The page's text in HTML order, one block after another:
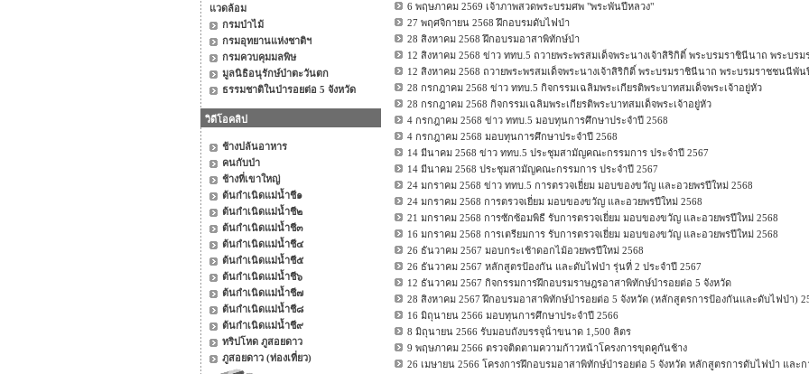
แวดล้อม
กรมป่าไม้
กรมอุทยานแห่งชาติฯ
กรมควบคุมมลพิษ
มูลนิธิอนุรักษ์ป่าตะวันตก
ธรรมชาติในป่ารอยต่อ 5 จังหวัด
วิดีโอคลิป
ช้างปล้นอาหาร
คนกับป่า
ช้างที่เขาใหญ่
ต้นกำเนิดแม่น้ำชี๑
ต้นกำเนิดแม่น้ำชี๒
ต้นกำเนิดแม่น้ำชี๓
ต้นกำเนิดแม่น้ำชี๔
ต้นกำเนิดแม่น้ำชี๕
ต้นกำเนิดแม่น้ำชี๖
ต้นกำเนิดแม่น้ำชี๗
ต้นกำเนิดแม่น้ำชี๘
ต้นกำเนิดแม่น้ำชี๙
ทริปโหด ภูสอยดาว
ภูสอยดาว (ท่องเที่ยว)
6 พฤษภาคม 2569 เจ้าภาพสวดพระบรมศพ "พระพันปีหลวง"
27 พฤศจิกายน 2568 ฝึกอบรมดับไฟป่า
28 สิงหาคม 2568 ฝึกอบรมอาสาพิทักษ์ป่า
12 สิงหาคม 2568 ข่าว ททบ.5 ถวายพระพรสมเด็จพระนางเจ้าสิริกิติ์ พระบรมราชินีนาถ พระบร
12 สิงหาคม 2568 ถวายพระพรสมเด็จพระนางเจ้าสิริกิติ์ พระบรมราชินีนาถ พระบรมราชชนนีพัน
28 กรกฎาคม 2568 ข่าว ททบ.5 กิจกรรมเฉลิมพระเกียรติพระบาทสมเด็จพระเจ้าอยู่หัว
28 กรกฎาคม 2568 กิจกรรมเฉลิมพระเกียรติพระบาทสมเด็จพระเจ้าอยู่หัว
4 กรกฎาคม 2568 ข่าว ททบ.5 มอบทุนการศึกษาประจำปี 2568
4 กรกฎาคม 2568 มอบทุนการศึกษาประจำปี 2568
14 มีนาคม 2568 ข่าว ททบ.5 ประชุมสามัญคณะกรรมการ ประจำปี 2567
14 มีนาคม 2568 ประชุมสามัญคณะกรรมการ ประจำปี 2567
24 มกราคม 2568 ข่าว ททบ.5 การตรวจเยี่ยม มอบของขวัญ และอวยพรปีใหม่ 2568
24 มกราคม 2568 การตรวจเยี่ยม มอบของขวัญ และอวยพรปีใหม่ 2568
21 มกราคม 2568 การซักซ้อมพิธี รับการตรวจเยี่ยม มอบของขวัญ และอวยพรปีใหม่ 2568
16 มกราคม 2568 การเตรียมการ รับการตรวจเยี่ยม มอบของขวัญ และอวยพรปีใหม่ 2568
26 ธันวาคม 2567 มอบกระเช้าดอกไม้อวยพรปีใหม่ 2568
26 ธันวาคม 2567 หลักสูตรป้องกัน และดับไฟป่า รุ่นที่ 2 ประจำปี 2567
12 ธันวาคม 2567 กิจกรรมการฝึกอบรมราษฎรอาสาพิทักษ์ป่ารอยต่อ 5 จังหวัด
28 สิงหาคม 2567 ฝึกอบรมอาสาพิทักษ์ป่ารอยต่อ 5 จังหวัด (หลักสูตรการป้องกันและดับไฟป่า)
16 มิถุนายน 2566 มอบทุนการศึกษาประจําปี 2566
8 มิถุนายน 2566 รับมอบถังบรรจุน้ําขนาด 1,500 ลิตร
9 พฤษภาคม 2566 ตรวจติดตามความก้าวหน้าโครงการขุดคูกันช้าง
26 เมษายน 2566 โครงการฝึกอบรมอาสาพิทักษ์ป่ารอยต่อ 5 จังหวัด หลักสูตรการดับไฟป่า และ